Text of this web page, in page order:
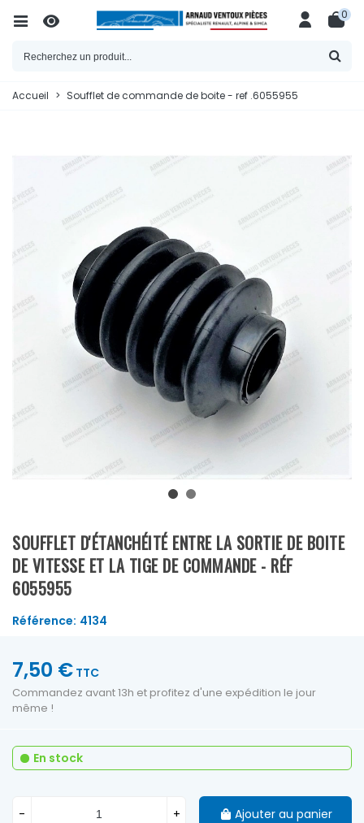
0
Accueil > Soufflet de commande de boite - ref .6055955
SOUFFLET D'ÉTANCHÉITÉ ENTRE LA SORTIE DE BOITE
DE VITESSE ET LA TIGE DE COMMANDE - RÉF
6055955
Référence: 4134
7,50 € TTC
Commandez avant 13h et profitez d'une expédition le jour
même !
En stock
- + Ajouter au panier